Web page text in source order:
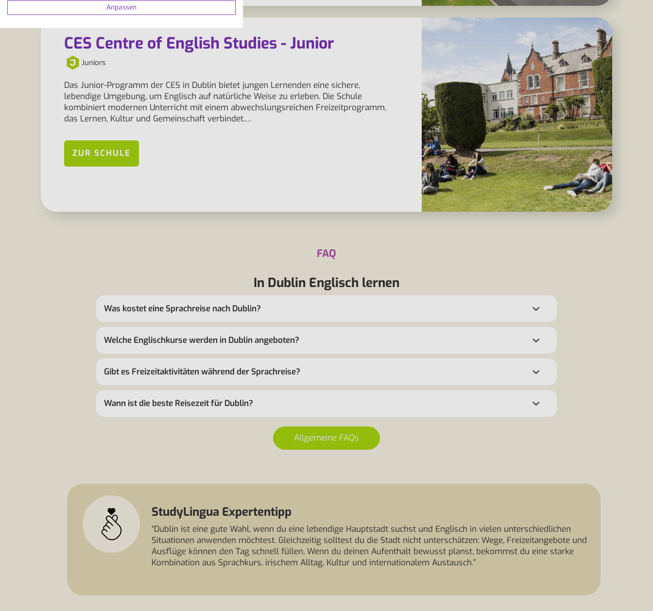
CES Centre of English Studies - Junior
Juniors
Das Junior-Programm der CES in Dublin bietet jungen Lernenden eine sichere,
lebendige Umgebung, um Englisch auf natürliche Weise zu erleben. Die Schule
kombiniert modernen Unterricht mit einem abwechslungsreichen Freizeitprogramm,
das Lernen, Kultur und Gemeinschaft verbindet.…
ZUR SCHULE
FAQ
In Dublin Englisch lernen
Was kostet eine Sprachreise nach Dublin?
Welche Englischkurse werden in Dublin angeboten?
Gibt es Freizeitaktivitäten während der Sprachreise?
Wann ist die beste Reisezeit für Dublin?
Allgemeine FAQs
StudyLingua Expertentipp
“Dublin ist eine gute Wahl, wenn du eine lebendige Hauptstadt suchst und Englisch in vielen unterschiedlichen
Situationen anwenden möchtest. Gleichzeitig solltest du die Stadt nicht unterschätzen: Wege, Freizeitangebote und
Ausflüge können den Tag schnell füllen. Wenn du deinen Aufenthalt bewusst planst, bekommst du eine starke
Kombination aus Sprachkurs, irischem Alltag, Kultur und internationalem Austausch.”
Anpassen